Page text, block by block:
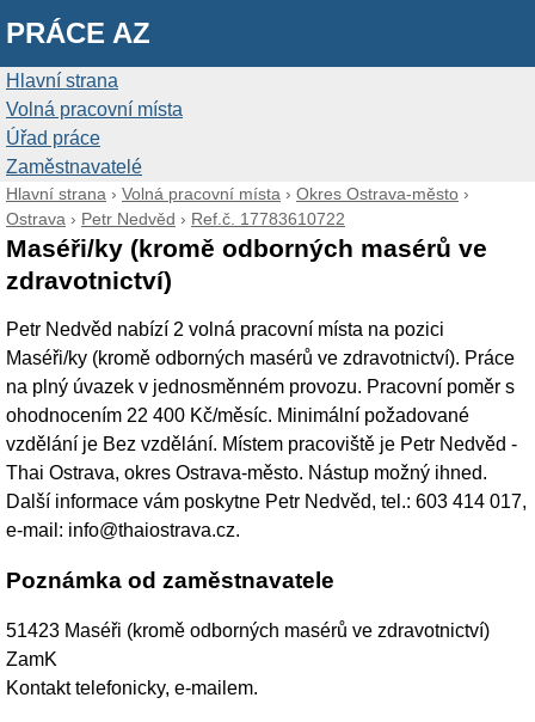
PRÁCE AZ
Hlavní strana
Volná pracovní místa
Úřad práce
Zaměstnavatelé
Hlavní strana › Volná pracovní místa › Okres Ostrava-město ›
Ostrava › Petr Nedvěd › Ref.č. 17783610722
Maséři/ky (kromě odborných masérů ve
zdravotnictví)
Petr Nedvěd nabízí 2 volná pracovní místa na pozici
Maséři/ky (kromě odborných masérů ve zdravotnictví). Práce
na plný úvazek v jednosměnném provozu. Pracovní poměr s
ohodnocením 22 400 Kč/měsíc. Minimální požadované
vzdělání je Bez vzdělání. Místem pracoviště je Petr Nedvěd -
Thai Ostrava, okres Ostrava-město. Nástup možný ihned.
Další informace vám poskytne Petr Nedvěd, tel.: 603 414 017,
e-mail: info@thaiostrava.cz.
Poznámka od zaměstnavatele
51423 Maséři (kromě odborných masérů ve zdravotnictví)
ZamK
Kontakt telefonicky, e-mailem.